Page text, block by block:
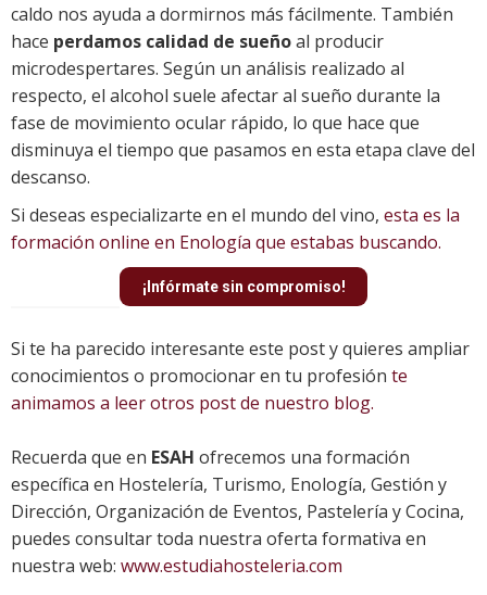
caldo nos ayuda a dormirnos más fácilmente. También
hace perdamos calidad de sueñoal producir
microdespertares. Según un análisis realizado al
respecto, el alcohol suele afectar al sueño durante la
fase de movimiento ocular rápido, lo que hace que
disminuya el tiempo que pasamos en esta etapa clave del
descanso.
Si deseas especializarte en el mundo del vino, esta es la
formación online en Enología que estabas buscando.
¡Infórmate sin compromiso!
Si te ha parecido interesante este post y quieres ampliar
conocimientos o promocionar en tu profesión te
animamos a leer otros post de nuestro blog.
Recuerda que en ESAH ofrecemos una formación
específica en Hostelería, Turismo, Enología, Gestión y
Dirección, Organización de Eventos, Pastelería y Cocina,
puedes consultar toda nuestra oferta formativa en
nuestra web: www.estudiahosteleria.com